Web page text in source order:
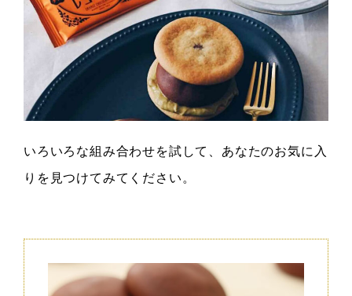
いろいろな組み合わせを試して、あなたのお気に入
りを見つけてみてください。